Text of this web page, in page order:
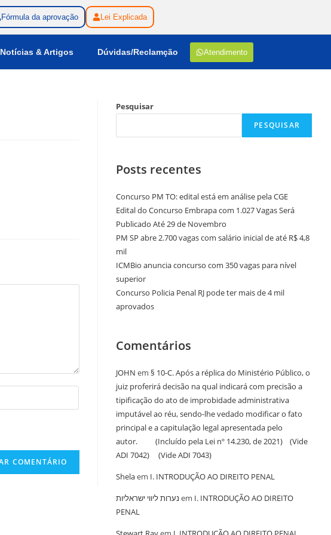
Fórmula da aprovação
Lei Explicada
Notícias & Artigos Dúvidas/Reclamção Atendimento
Pesquisar
PESQUISAR
Posts recentes
Concurso PM TO: edital está em análise pela CGE
Edital do Concurso Embrapa com 1.027 Vagas Será
Publicado Até 29 de Novembro
PM SP abre 2.700 vagas com salário inicial de até R$ 4,8
mil
ICMBio anuncia concurso com 350 vagas para nível
superior
Concurso Policia Penal RJ pode ter mais de 4 mil
aprovados
Comentários
JOHN em § 10-C. Após a réplica do Ministério Público, o
juiz proferirá decisão na qual indicará com precisão a
tipificação do ato de improbidade administrativa
imputável ao réu, sendo-lhe vedado modificar o fato
principal e a capitulação legal apresentada pelo
autor. (Incluído pela Lei nº 14.230, de 2021) (Vide
ADI 7042) (Vide ADI 7043)
Shelaem I. INTRODUÇÃO AO DIREITO PENAL
נערות ליווי ישראליות em I. INTRODUÇÃO AO DIREITO
PENAL